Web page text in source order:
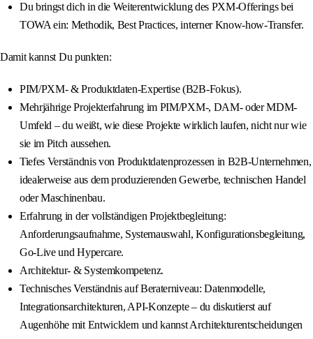
Du bringst dich in die Weiterentwicklung des PXM-Offerings bei
TOWA ein: Methodik, Best Practices, interner Know-how-Transfer.
Damit kannst Du punkten:
PIM/PXM- & Produktdaten-Expertise (B2B-Fokus).
Mehrjährige Projekterfahrung im PIM/PXM-, DAM- oder MDM-
Umfeld – du weißt, wie diese Projekte wirklich laufen, nicht nur wie
sie im Pitch aussehen.
Tiefes Verständnis von Produktdatenprozessen in B2B-Unternehmen,
idealerweise aus dem produzierenden Gewerbe, technischen Handel
oder Maschinenbau.
Erfahrung in der vollständigen Projektbegleitung:
Anforderungsaufnahme, Systemauswahl, Konfigurationsbegleitung,
Go-Live und Hypercare.
Architektur- & Systemkompetenz.
Technisches Verständnis auf Beraterniveau: Datenmodelle,
Integrationsarchitekturen, API-Konzepte – du diskutierst auf
Augenhöhe mit Entwicklern und kannst Architekturentscheidungen